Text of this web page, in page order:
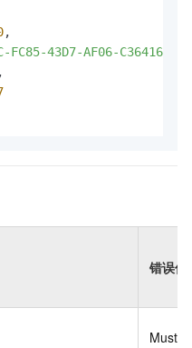
,
FC85-43D7-AF06-
,
错误信
Must